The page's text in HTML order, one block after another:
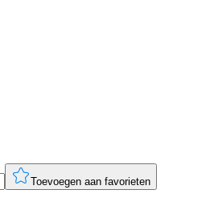
Toevoegen aan favorieten